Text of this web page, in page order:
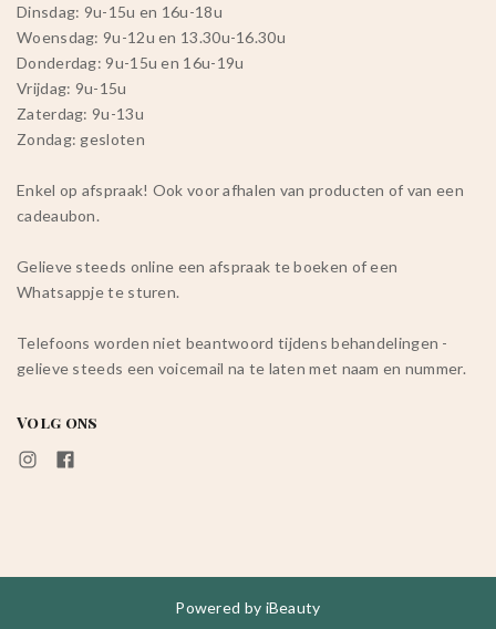
Dinsdag: 9u-15u en 16u-18u
Woensdag: 9u-12u en 13.30u-16.30u
Donderdag: 9u-15u en 16u-19u
Vrijdag: 9u-15u
Zaterdag: 9u-13u
Zondag: gesloten
Enkel op afspraak! Ook voor afhalen van producten of van een
cadeaubon.
Gelieve steeds online een afspraak te boeken of een
Whatsappje te sturen.
Telefoons worden niet beantwoord tijdens behandelingen -
gelieve steeds een voicemail na te laten met naam en nummer.
Volg ons
Powered by iBeauty